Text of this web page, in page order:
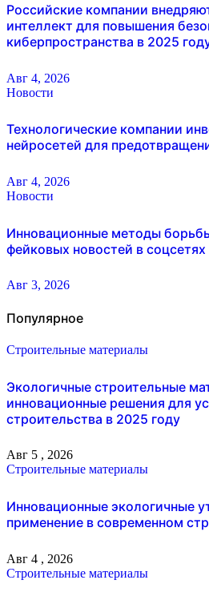
Российские компании
интеллект для повышения
киберпространства в 2025
Авг 4, 2026
Новости
Технологические компании
нейросетей для
Авг 4, 2026
Новости
Инновационные методы
фейковых новостей в соцсетях
Авг 3, 2026
Популярное
Строительные материалы
Экологичные строительные
инновационные решения для
строительства в 2025 году
Авг 5 , 2026
Строительные материалы
Инновационные экологичные
применение в современном
Авг 4 , 2026
Строительные материалы